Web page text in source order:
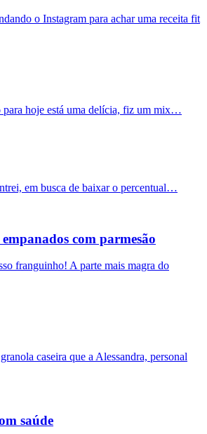
o Instagram para achar uma receita fit
para hoje está uma delícia, fiz um mix…
em busca de baixar o percentual…
com parmesão
franguinho! A parte mais magra do
caseira que a Alessandra, personal
saúde